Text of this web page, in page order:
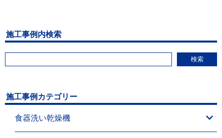
施工事例内検索
検索
施工事例カテゴリー
食器洗い乾燥機